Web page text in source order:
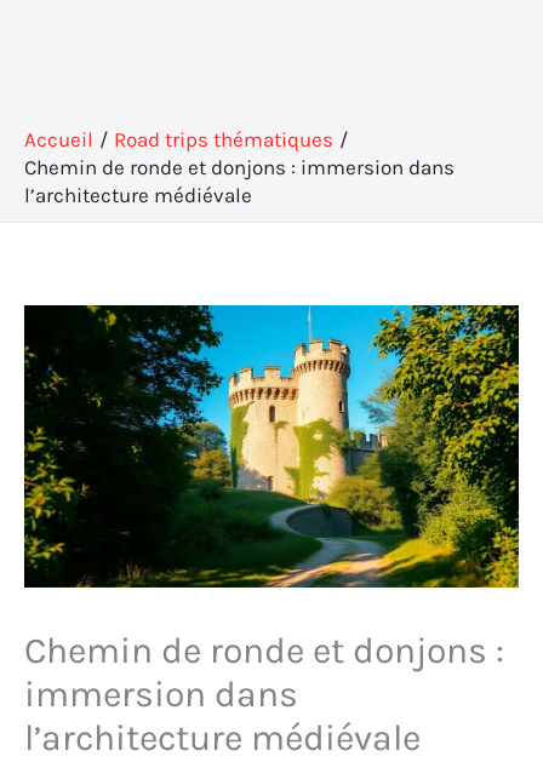
Accueil
Road trips thématiques
Chemin de ronde et donjons : immersion dans
l’architecture médiévale
Chemin de ronde et donjons :
immersion dans
l’architecture médiévale